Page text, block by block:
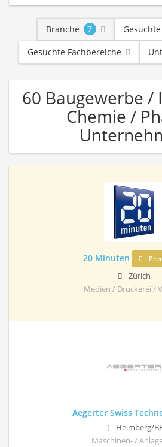
Branche 7
Gesuchte Fachbereiche
60 Baugewerbe /
Chemie /
20 Minuten
Zürich
Medien / Druckerei /
Aegerter Swiss
Heimberg/
Maschinen- /